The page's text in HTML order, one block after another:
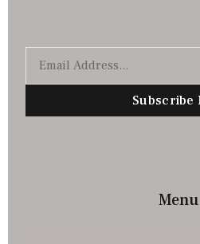
Subscribe
Menu